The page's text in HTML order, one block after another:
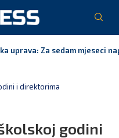
uprava: Za sedam mjeseci
i direktorima
godini